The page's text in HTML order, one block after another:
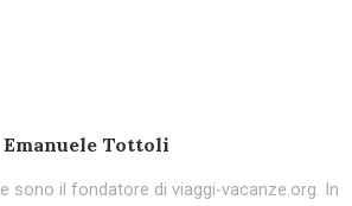
Emanuele Tottoli
sono il fondatore di viaggi-vacanze.org. In